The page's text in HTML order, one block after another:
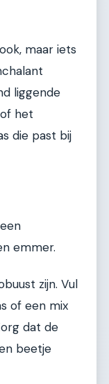
maar iets
liggende
het
die past bij
emmer.
zijn. Vul
of een mix
dat de
beetje